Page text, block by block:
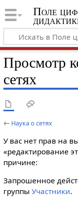
Поле
Просмотр
сетях
← Наука о сетях
У вас нет прав на
«редактирование
причине:
Запрошенное
группы Участники.